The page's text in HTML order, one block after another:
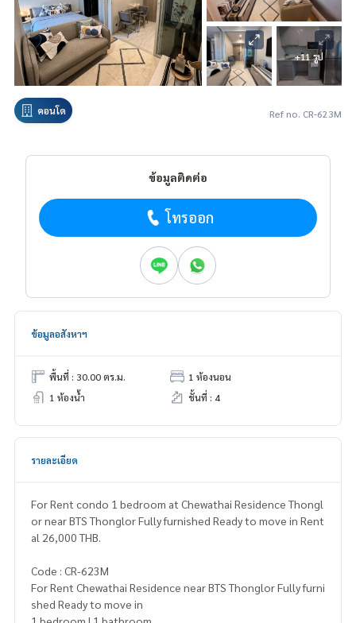
+11 รูป
คอนโด Ref no. CR-623M
ข้อมูลติดต่อ
โทรออก
ข้อมูลอสังหาฯ
พื้นที่ : 30.00 ตร.ม.
1 ห้องนอน
1 ห้องน้ำ
ชั้นที่ : 4
รายละเอียด
For Rent condo 1 bedroom at Chewathai Residence Thongl
or near BTS Thonglor Fully furnished Ready to move in Rent
al 26,000 THB.
Code : CR-623M
For Rent Chewathai Residence near BTS Thonglor Fully furni
shed Ready to move in